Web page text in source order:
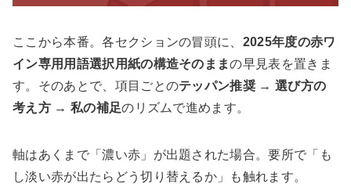
ここから本番。各セクションの冒頭に、 2025年度の赤ワ
イン専用用語選択用紙の構造そのままの早見表を置きま
す。そのあとで、項目ごとのテッパン推奨 → 選び方の
考え方 → 私の補足のリズムで進めます。
軸はあくまで「濃い赤」が出題された場合。要所で「も
し淡い赤が出たらどう切り替えるか」も触れます。